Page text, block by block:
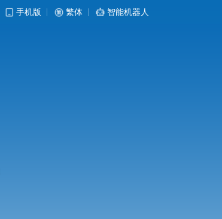
手机版 繁体 智能机器人